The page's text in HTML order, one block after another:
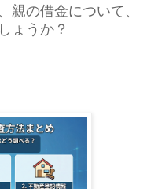
の借金について、
ょうか？